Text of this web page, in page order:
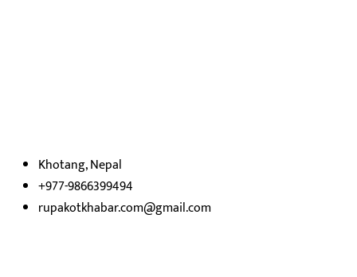
Khotang, Nepal
+977-9866399494
rupakotkhabar.com@gmail.com